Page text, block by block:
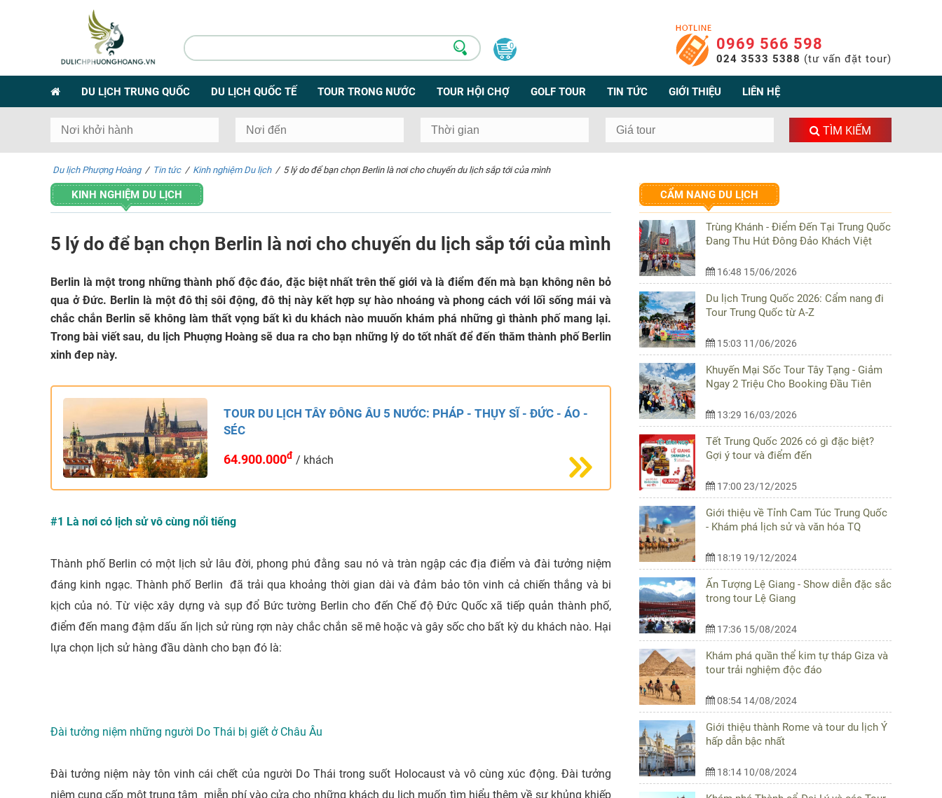
0 0969 566 598
024 3533 5388 (tư vấn đặt tour)
DU LỊCH TRUNG QUỐC DU LỊCH QUỐC TẾ TOUR TRONG NƯỚC TOUR HỘI CHỢ GOLF TOUR TIN TỨC GIỚI THIỆU LIÊN HỆ
TÌM KIẾM
Du lịch Phượng Hoàng / Tin tức / Kinh nghiệm Du lịch / 5 lý do để bạn chọn Berlin là nơi cho chuyến du lịch sắp tới của mình
KINH NGHIỆM DU LỊCH
5 lý do để bạn chọn Berlin là nơi cho chuyến du lịch sắp tới của mình
Berlin là một trong những thành phố độc đáo, đặc biệt nhất trên thế giới và là điểm đến mà bạn không nên bỏ
qua ở Đức. Berlin là một đô thị sôi động, đô thị này kết hợp sự hào nhoáng và phong cách với lối sống mái và
chắc chắn Berlin sẽ không làm thất vọng bất kì du khách nào muuốn khám phá những gì thành phố mang lại.
Trong bài viết sau, du lịch Phuợng Hoàng sẽ dua ra cho bạn những lý do tốt nhất để đến thăm thành phố Berlin
xinh đep này.
TOUR DU LỊCH TÂY ĐÔNG ÂU 5 NƯỚC: PHÁP - THỤY SĨ - ĐỨC - ÁO -
SÉC
64.900.000đ / khách
#1 Là nơi có lịch sử vô cùng nổi tiếng
Thành phố Berlin có một lịch sử lâu đời, phong phú đằng sau nó và tràn ngập các địa điểm và đài tưởng niệm
đáng kinh ngạc. Thành phố Berlin đã trải qua khoảng thời gian dài và đảm bảo tôn vinh cả chiến thắng và bi
kịch của nó. Từ việc xây dựng và sụp đổ Bức tường Berlin cho đến Chế độ Đức Quốc xã tiếp quản thành phố,
điểm đến mang đậm dấu ấn lịch sử rùng rợn này chắc chắn sẽ mê hoặc và gây sốc cho bất kỳ du khách nào. Hại
lựa chọn lịch sử hàng đầu dành cho bạn đó là:
Đài tưởng niệm những người Do Thái bị giết ở Châu Âu
Đài tưởng niệm này tôn vinh cái chết của người Do Thái trong suốt Holocaust và vô cùng xúc động. Đài tưởng
niệm cung cấp một trung tâm miễn phí vào cửa cho những khách du lịch muốn tìm hiểu thêm về sự khủng khiếp
CẨM NANG DU LỊCH
Trùng Khánh - Điểm Đến Tại Trung Quốc
Đang Thu Hút Đông Đảo Khách Việt
16:48 15/06/2026
Du lịch Trung Quốc 2026: Cẩm nang đi
Tour Trung Quốc từ A-Z
15:03 11/06/2026
Khuyến Mại Sốc Tour Tây Tạng - Giảm
Ngay 2 Triệu Cho Booking Đầu Tiên
13:29 16/03/2026
Tết Trung Quốc 2026 có gì đặc biệt?
Gợi ý tour và điểm đến
17:00 23/12/2025
Giới thiệu về Tỉnh Cam Túc Trung Quốc
- Khám phá lịch sử và văn hóa TQ
18:19 19/12/2024
Ấn Tượng Lệ Giang - Show diễn đặc sắc
trong tour Lệ Giang
17:36 15/08/2024
Khám phá quần thể kim tự tháp Giza và
tour trải nghiệm độc đáo
08:54 14/08/2024
Giới thiệu thành Rome và tour du lịch Ý
hấp dẫn bậc nhất
18:14 10/08/2024